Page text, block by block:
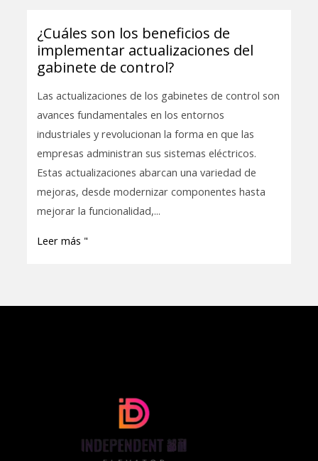
¿Cuáles son los beneficios de
implementar actualizaciones del
gabinete de control?
Las actualizaciones de los gabinetes de control son
avances fundamentales en los entornos
industriales y revolucionan la forma en que las
empresas administran sus sistemas eléctricos.
Estas actualizaciones abarcan una variedad de
mejoras, desde modernizar componentes hasta
mejorar la funcionalidad,...
¿Cuáles
son
los
beneficios
implementar
actualizaciones
del
gabinete
Leer más "